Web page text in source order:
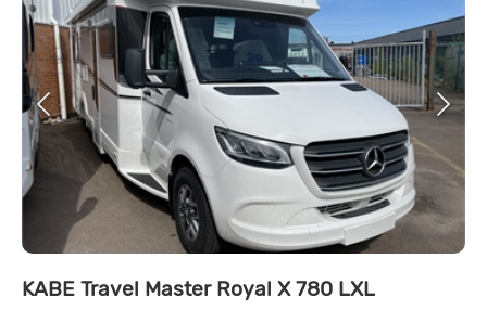
KABE Travel Master Royal X 780 LXL